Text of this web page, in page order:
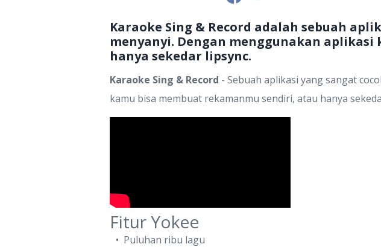
Karaoke Sing & Record adalah sebuah
menyanyi. Dengan menggunakan
hanya sekedar lipsync.
Karaoke Sing & Record - Sebuah aplikasi yang sangat
kamu bisa membuat rekamanmu sendiri, atau hanya
Fitur Yokee
Puluhan ribu lagu